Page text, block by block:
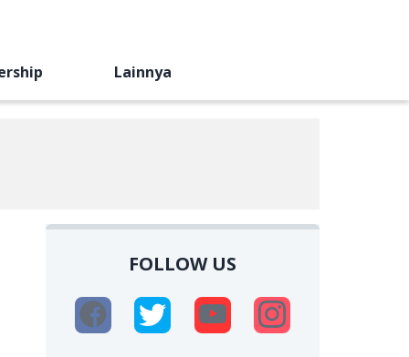
Lainnya
FOLLOW US